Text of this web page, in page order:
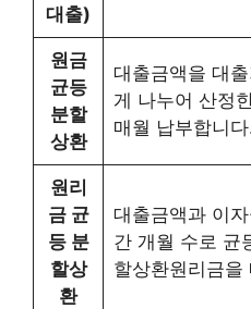
대출)
원금
균등
분할
상환
대출금액을 대
게 나누어 산정
매월 납부합니
원리
금 균
등 분
할상
환
대출금액과 이
간 개월 수로 균
할상환원리금을